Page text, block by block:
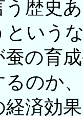
う歴史
という
蚕の育
るのか
経済効